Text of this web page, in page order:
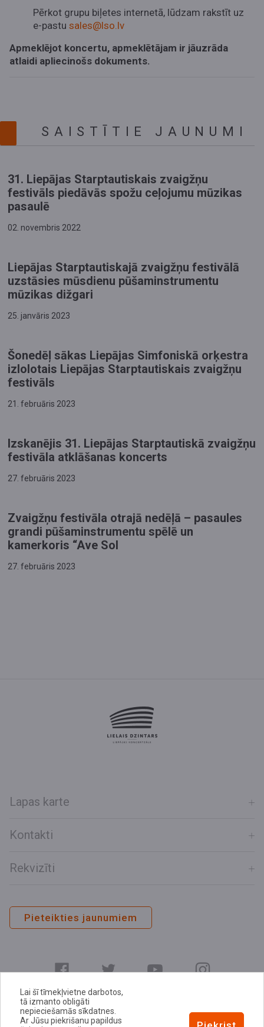
Pērkot grupu biļetes internetā, lūdzam rakstīt uz
e-pastu sales@lso.lv
Apmeklējot koncertu, apmeklētājam ir jāuzrāda
atlaidi apliecinošs dokuments.
SAISTĪTIE JAUNUMI
31. Liepājas Starptautiskais zvaigžņu
festivāls piedāvās spožu ceļojumu mūzikas
pasaulē
02. novembris 2022
Liepājas Starptautiskajā zvaigžņu festivālā
uzstāsies mūsdienu pūšaminstrumentu
mūzikas dižgari
25. janvāris 2023
Šonedēļ sākas Liepājas Simfoniskā orķestra
izlolotais Liepājas Starptautiskais zvaigžņu
festivāls
21. februāris 2023
Izskanējis 31. Liepājas Starptautiskā zvaigžņu
festivāla atklāšanas koncerts
27. februāris 2023
Zvaigžņu festivāla otrajā nedēļā – pasaules
grandi pūšaminstrumentu spēlē un
kamerkoris “Ave Sol
27. februāris 2023
Lapas karte
Kontakti
Rekvizīti
Pieteikties jaunumiem
E-adrese
Lai šī tīmekļvietne darbotos,
tā izmanto obligāti
nepieciešamās sīkdatnes.
Ar Jūsu piekrišanu papildus